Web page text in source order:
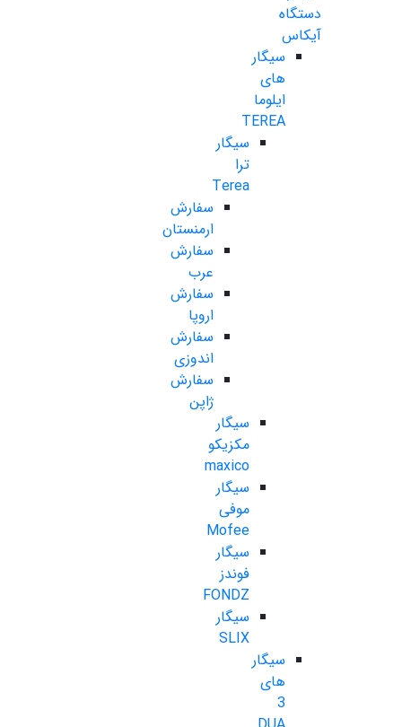
دستگاه
آیکاس
سیگار
های
ایلوما
TEREA
سیگار
ترا
Terea
سفارش
ارمنستان
سفارش
عرب
سفارش
اروپا
سفارش
اندوزی
سفارش
ژاپن
سیگار
مکزیکو
maxico
سیگار
موفی
Mofee
سیگار
فوندز
FONDZ
سیگار
SLIX
سیگار
های
3